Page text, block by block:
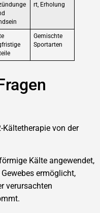
rt, Erholung
Gemischte
Sportarten
Kältetherapie von der
Kälte angewendet,
ermöglicht,
verursachten